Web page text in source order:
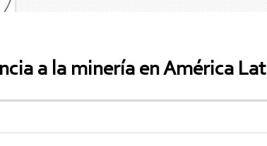
a la minería en América